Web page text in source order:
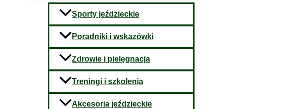
Sporty jeździeckie
Poradniki i wskazówki
Zdrowie i pielęgnacja
Treningi i szkolenia
Akcesoria jeździeckie